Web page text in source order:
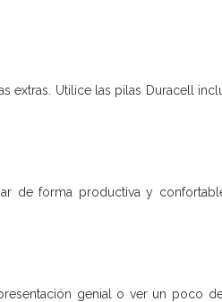
extras. Utilice las pilas Duracell
de forma productiva y
genial o ver un poco